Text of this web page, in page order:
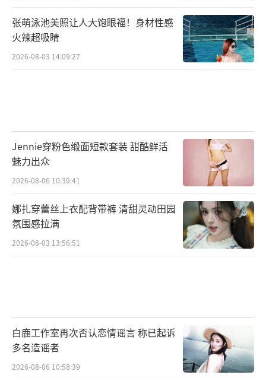
张萌泳池美照让人大饱眼福！身材性感
火辣超吸睛
2026-08-03 14:09:27
Jennie穿粉色缎面短款套装 甜酷鲜活
魅力出众
2026-08-06 10:39:41
娜扎穿蕾丝上衣配背带裤 清甜灵动田园
氛围感拉满
2026-08-03 13:56:51
白鹿工作室再次否认恋情谣言 称已起诉
多名造谣者
2026-08-06 10:58:39